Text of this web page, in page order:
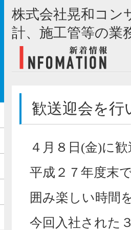
株式会社晃和コン
計、施工管等の業
歓送迎会を
４月８日(金)に
平成２７年度末
囲み楽しい時間
今回入社された